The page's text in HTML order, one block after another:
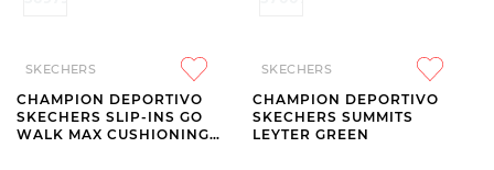
SKECHERS
CHAMPION DEPORTIVO
SKECHERS SLIP-INS GO
WALK MAX CUSHIONING
SKECHERS
CHAMPION DEPORTIVO
SKECHERS SUMMITS
LEYTER GREEN